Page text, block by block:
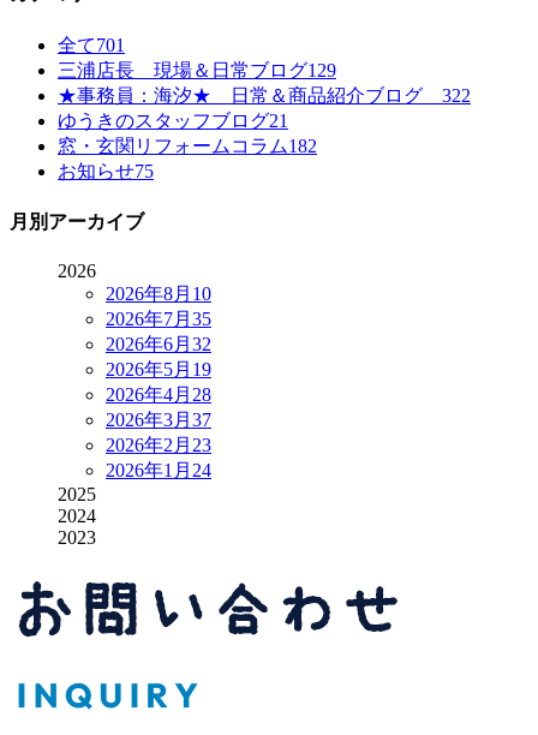
全て701
三浦店長 現場＆日常ブログ129
★事務員：海汐★ 日常＆商品紹介ブログ 322
ゆうきのスタッフブログ21
窓・玄関リフォームコラム182
お知らせ75
月別アーカイブ
2026
2026年8月 10
2026年7月 35
2026年6月 32
2026年5月 19
2026年4月 28
2026年3月 37
2026年2月 23
2026年1月 24
2025
2024
2023